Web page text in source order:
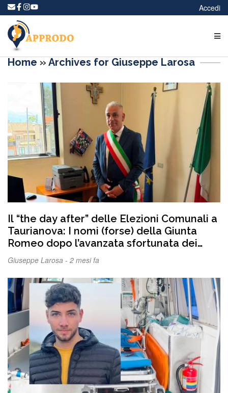
Accedi
Home » Archives for Giuseppe Larosa
Il “the day after” delle Elezioni Comunali a
Taurianova: I nomi (forse) della Giunta
Romeo dopo l’avanzata sfortunata dei
“cetrioli” e il nuovo “voglio dire” per il
futuro della città
Giuseppe Larosa - 2 mesi fa